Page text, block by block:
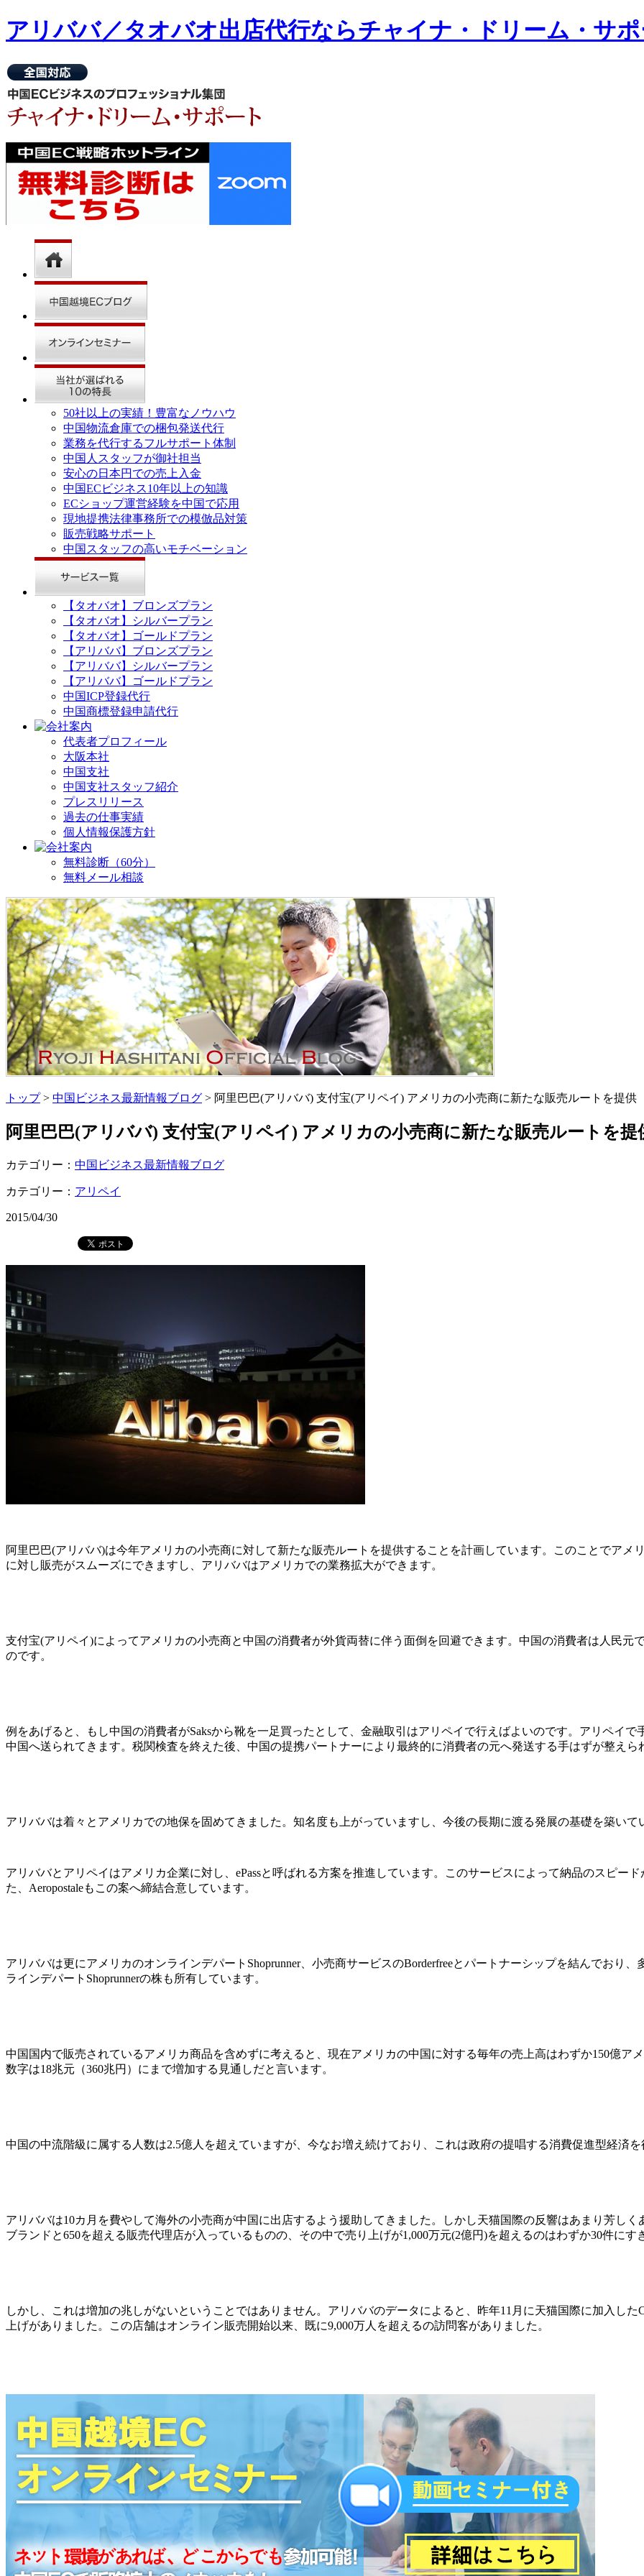
アリババ／タオバオ出店代⾏ならチャイナ・ドリーム・サ
50社以上の実績！豊富なノウハウ
中国物流倉庫での梱包発送代行
業務を代行するフルサポート体制
中国人スタッフが御社担当
安心の日本円での売上入金
中国ECビジネス10年以上の知識
ECショップ運営経験を中国で応用
現地提携法律事務所での模倣品対策
販売戦略サポート
中国スタッフの高いモチベーション
【タオバオ】ブロンズプラン
【タオバオ】シルバープラン
【タオバオ】ゴールドプラン
【アリババ】ブロンズプラン
【アリババ】シルバープラン
【アリババ】ゴールドプラン
中国ICP登録代行
中国商標登録申請代行
代表者プロフィール
大阪本社
中国支社
中国支社スタッフ紹介
プレスリリース
過去の仕事実績
個人情報保護方針
無料診断（60分）
無料メール相談
トップ> 中国ビジネス最新情報ブログ > 阿里巴巴(アリババ) 支付宝(アリペイ) アメリカの小売商に新たな販売ルートを提供
阿里巴巴(アリババ) 支付宝(アリペイ) アメリカの小売商に新たな販売ルートを提
カテゴリー： 中国ビジネス最新情報ブログ
カテゴリー： アリペイ
2015/04/30
阿里巴巴(アリババ)は今年アメリカの小売商に対して新たな販売ルートを提供することを計画しています。このことでア
に対し販売がスムーズにできますし、アリババはアメリカでの業務拡大ができます。
支付宝(アリペイ)によってアメリカの小売商と中国の消費者が外貨両替に伴う面倒を回避できます。中国の消費者は人民元
のです。
例をあげると、もし中国の消費者がSaksから靴を一足買ったとして、金融取引はアリペイで行えばよいのです。アリペイ
中国へ送られてきます。税関検査を終えた後、中国の提携パートナーにより最終的に消費者の元へ発送する手はずが整えら
アリババは着々とアメリカでの地保を固めてきました。知名度も上がっていますし、今後の長期に渡る発展の基礎を築いて
アリババとアリペイはアメリカ企業に対し、ePassと呼ばれる方案を推進しています。このサービスによって納品のスピード
た、Aeropostaleもこの案へ締結合意しています。
アリババは更にアメリカのオンラインデパートShoprunner、小売商サービスのBorderfreeとパートナーシップを結んでおり
ラインデパートShoprunnerの株も所有しています。
中国国内で販売されているアメリカ商品を含めずに考えると、現在アメリカの中国に対する毎年の売上高はわずか150億ア
数字は18兆元（360兆円）にまで増加する見通しだと言います。
中国の中流階級に属する人数は2.5億人を超えていますが、今なお増え続けており、これは政府の提唱する消費促進型経済
アリババは10カ月を費やして海外の小売商が中国に出店するよう援助してきました。しかし天猫国際の反響はあまり芳し
ブランドと650を超える販売代理店が入っているものの、その中で売り上げが1,000万元(2億円)を超えるのはわずか30件にす
しかし、これは増加の兆しがないということではありません。アリババのデータによると、昨年11月に天猫国際に加入した
上げがありました。この店舗はオンライン販売開始以来、既に9,000万人を超えるの訪問客がありました。